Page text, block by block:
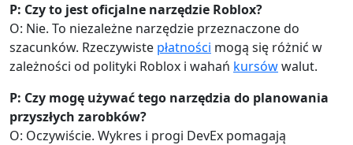
P: Czy to jest oficjalne narzędzie Roblox?
O: Nie. To niezależne narzędzie przeznaczone do
szacunków. Rzeczywiste płatności mogą się różnić w
zależności od polityki Roblox i wahań kursówwalut.
P: Czy mogę używać tego narzędzia do planowania
przyszłych zarobków?
O: Oczywiście. Wykres i progi DevEx pomagają